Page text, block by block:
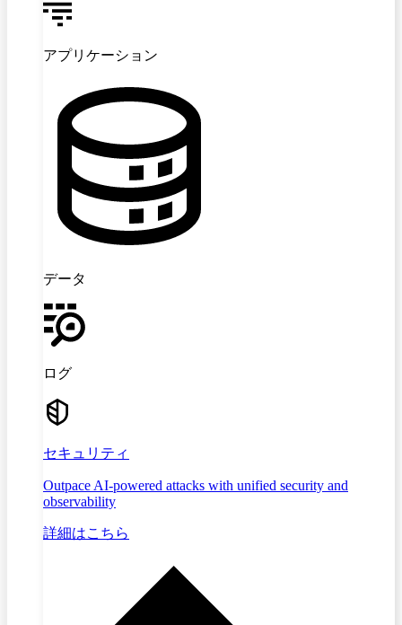
アプリケーション
データ
ログ
セキュリティ
Outpace AI-powered attacks with unified security and
observability
詳細はこちら